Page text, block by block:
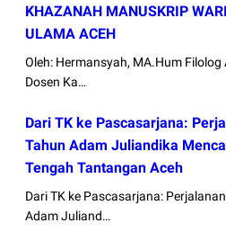
KHAZANAH MANUSKRIP
ULAMA ACEH
Oleh: Hermansyah, MA.Hum Filolog
Dosen Ka…
Dari TK ke Pascasarjana:
Tahun Adam Juliandika
Tengah Tantangan Aceh
Dari TK ke Pascasarjana:
Adam Juliand…